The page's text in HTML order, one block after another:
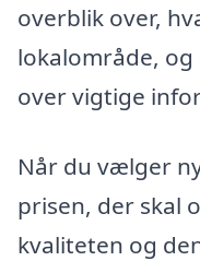
overblik over,
lokalområde,
over vigtige
Når du vælger
prisen, der skal
kvaliteten og